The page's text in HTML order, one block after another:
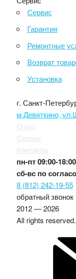
Сервис
Гарантия
Ремонтные
Возврат
Установка
г. Санкт-
м.Девяткино,
О нас
Сервис
Контакты
пн-пт09:00-18:00
сб-вс по
8 (812) 242-19-55
обратный звонок
2012 — 2026
All rights reserved.